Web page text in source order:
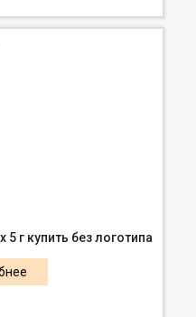
г купить без логотипа